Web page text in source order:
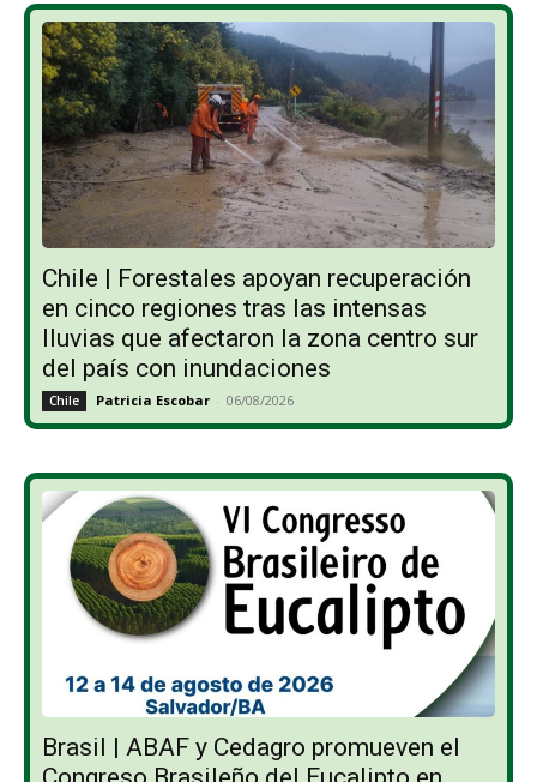
Chile | Forestales apoyan recuperación
en cinco regiones tras las intensas
lluvias que afectaron la zona centro sur
del país con inundaciones
Chile Patricia Escobar - 06/08/2026
Brasil | ABAF y Cedagro promueven el